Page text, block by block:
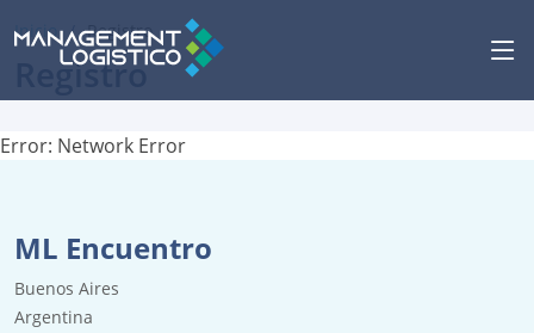
Inicio Registro
Registro
Error: Network Error
ML Encuentro
Buenos Aires
Argentina